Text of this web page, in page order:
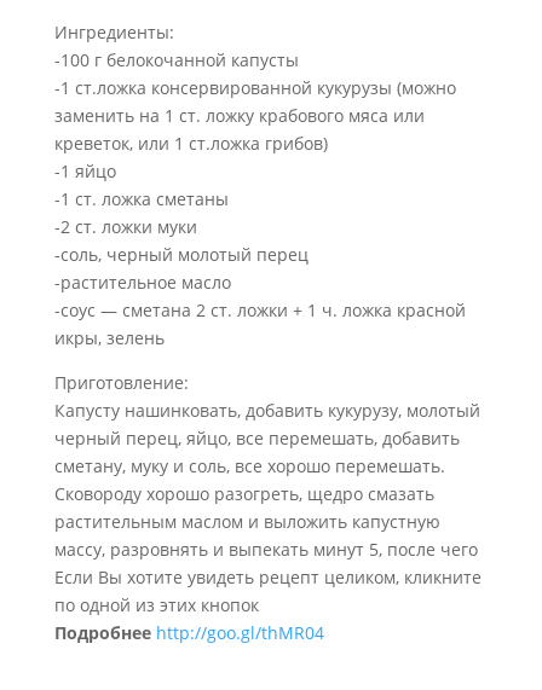
Ингредиенты:
-100 г белокочанной капусты
-1 ст.ложка консервированной кукурузы (можно
заменить на 1 ст. ложку крабового мяса или
креветок, или 1 ст.ложка грибов)
-1 яйцо
-1 ст. ложка сметаны
-2 ст. ложки муки
-соль, черный молотый перец
-растительное масло
-соус — сметана 2 ст. ложки + 1 ч. ложка красной
икры, зелень
Приготовление:
Капусту нашинковать, добавить кукурузу, молотый
черный перец, яйцо, все перемешать, добавить
сметану, муку и соль, все хорошо перемешать.
Сковороду хорошо разогреть, щедро смазать
растительным маслом и выложить капустную
массу, разровнять и выпекать минут 5, после чего
Если Вы хотите увидеть рецепт целиком, кликните
по одной из этих кнопок
Подробнее http://goo.gl/thMR04